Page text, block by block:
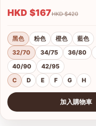
HKD $167 HKD $420
黑色 粉色 橙色
藍色
32/70
34/75 36/80
40/90
42/95
C
D E F G H
加入購物車